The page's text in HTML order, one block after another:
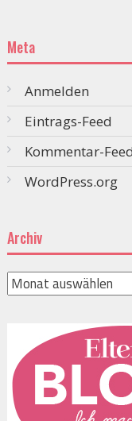
Meta
Anmelden
Eintrags-Feed
Kommentar-Feed
WordPress.org
Archiv
Archiv